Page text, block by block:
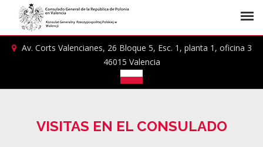
Av. Corts Valencianes, 26 Bloque 5, Esc. 1, planta 1, oficina 3
46015 Valencia
VISITAS EN EL CONSULADO